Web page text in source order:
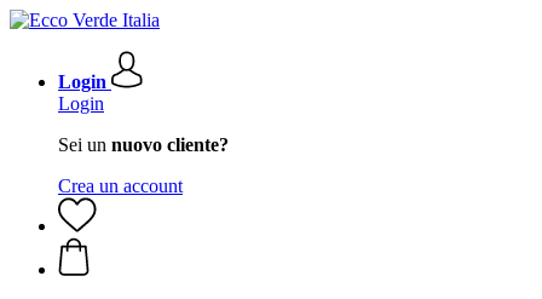
Login
Login
Sei un nuovo cliente?
Crea un account